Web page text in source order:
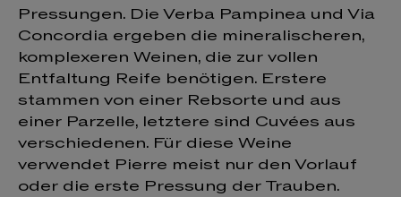
Pressungen. Die Verba Pampinea und Via
Concordia ergeben die mineralischeren,
komplexeren Weinen, die zur vollen
Entfaltung Reife benötigen. Erstere
stammen von einer Rebsorte und aus
einer Parzelle, letztere sind Cuvées aus
verschiedenen. Für diese Weine
verwendet Pierre meist nur den Vorlauf
oder die erste Pressung der Trauben.